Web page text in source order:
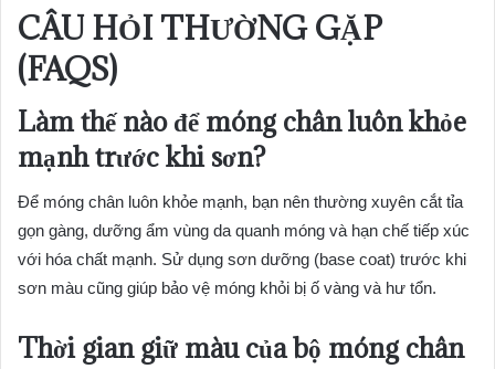
CÂU HỎI THƯỜNG GẶP
(FAQS)
Làm thế nào để móng chân luôn khỏe
mạnh trước khi sơn?
Để móng chân luôn khỏe mạnh, bạn nên thường xuyên cắt tỉa
gọn gàng, dưỡng ẩm vùng da quanh móng và hạn chế tiếp xúc
với hóa chất mạnh. Sử dụng sơn dưỡng (base coat) trước khi
sơn màu cũng giúp bảo vệ móng khỏi bị ố vàng và hư tổn.
Thời gian giữ màu của bộ móng chân